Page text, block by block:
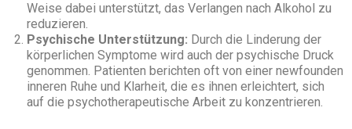
Weise dabei unterstützt, das Verlangen nach Alkohol zu
reduzieren.
Psychische Unterstützung: Durch die Linderung der
körperlichen Symptome wird auch der psychische Druck
genommen. Patienten berichten oft von einer newfounden
inneren Ruhe und Klarheit, die es ihnen erleichtert, sich
auf die psychotherapeutische Arbeit zu konzentrieren.